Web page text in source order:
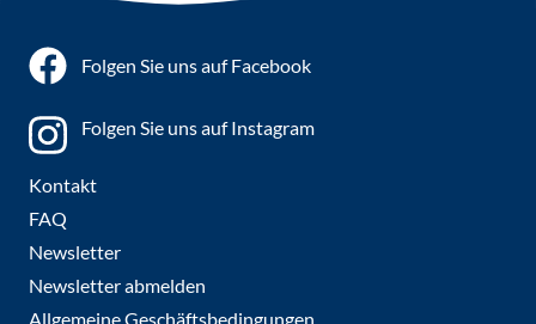
Folgen Sie uns auf Facebook
Folgen Sie uns auf Instagram
Kontakt
FAQ
Newsletter
Newsletter abmelden
Allgemeine Geschäftsbedingungen